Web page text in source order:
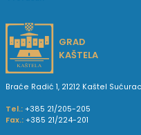
GRAD
KAŠTELA
Braće Radić 1, 21212 Kaštel Sućurac
Tel.: +385 21/205-205
Fax.: +385 21/224-201